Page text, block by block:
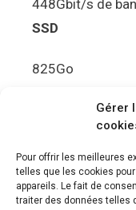
Gérer
Pour offrir les meilleures
telles que les cookies
appareils. Le fait de
traiter des données telles
448Gbit/s de
SSD
825Go
5.5Gbit/s de
Disque de jeu
Ultra HD Blu-
Sortie vidéo